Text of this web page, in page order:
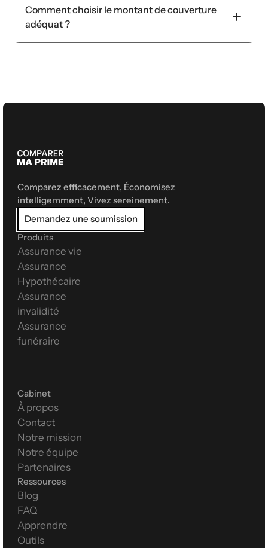
Comment choisir le montant de couverture
adéquat ?
Comparez efficacement, Économisez
intelligemment, Vivez sereinement.
Demandez une soumission
Produits
Assurance vie
Assurance
Hypothécaire
Assurance
invalidité
Assurance
funéraire
Cabinet
À propos
Contact
Notre mission
Notre équipe
Partenaires
Ressources
Blog
FAQ
Apprendre
Outils